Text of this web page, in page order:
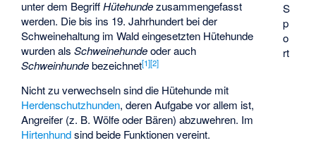
S
p
o
rt
unter dem BegriffHütehundezusammengefasst
werden. Die bis ins 19. Jahrhundert bei der
Schweinehaltung im Wald eingesetzten Hütehunde
wurden alsSchweinehundeoder auch
Schweinhundebezeichnet[1][2]
Nicht zu verwechseln sind die Hütehunde mit
Herdenschutzhunden, deren Aufgabe vor allem ist,
Angreifer (z. B. Wölfe oder Bären) abzuwehren. Im
Hirtenhundsind beide Funktionen vereint.